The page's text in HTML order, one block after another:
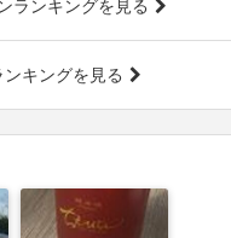
ランキングを見る
キングを見る